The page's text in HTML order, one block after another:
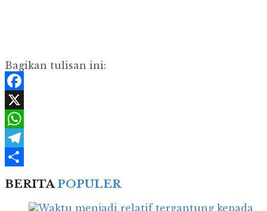
Bagikan tulisan ini:
Facebook
X
WhatsApp
Telegram
BERITAPOPULER